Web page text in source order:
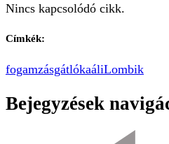
Nincs kapcsolódó cikk.
Címkék:
fogamzásgátlókaáliLombik
Bejegyzések